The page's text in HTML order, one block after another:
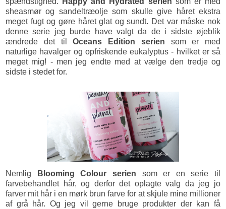
sheasmør og sandeltræolje som skulle give håret ekstra
meget fugt og gøre håret glat og sundt. Det var måske nok
denne serie jeg burde have valgt da de i sidste øjeblik
ændrede det tilOceans Edition serien som er med
naturlige havalger og opfriskende eukalyptus - hvilket er så
meget mig! - men jeg endte med at vælge den tredje og
sidste i stedet for.
Nemlig Blooming Colour serien som er en serie til
farvebehandlet hår, og derfor det oplagte valg da jeg jo
farver mit hår i en mørk brun farve for at skjule mine millioner
af grå hår. Og jeg vil gerne bruge produkter der kan få